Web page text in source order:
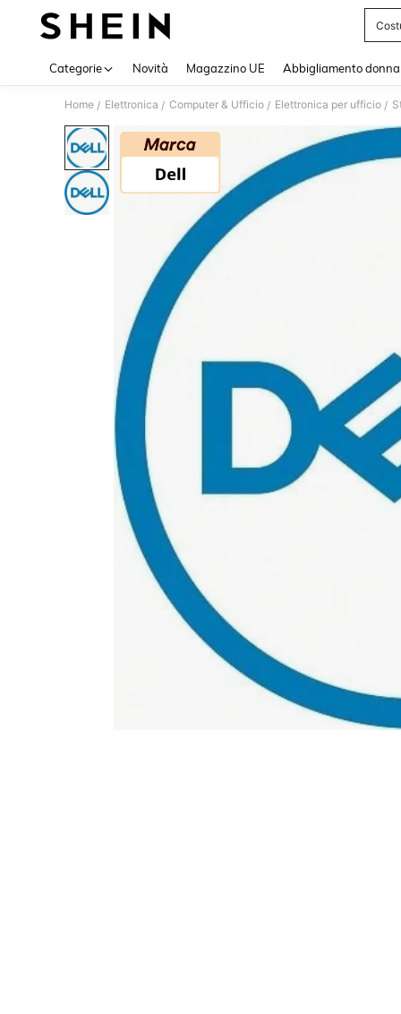
Categorie Novità Magazzino UE Abbigliamento donna
Home / Elettronica / Computer & Ufficio / Elettronica per ufficio /